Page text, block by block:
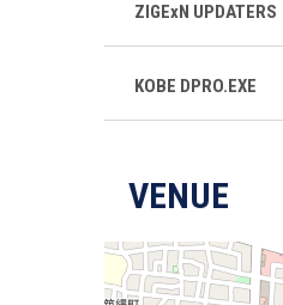
ZIGExN UPDATERS
KOBE DPRO.EXE
VENUE